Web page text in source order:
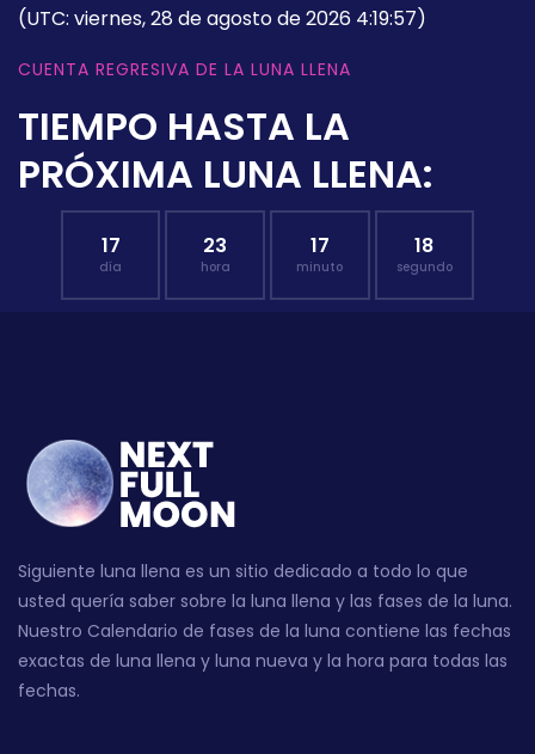
(UTC: viernes, 28 de agosto de 2026 4:19:57)
CUENTA REGRESIVA DE LA LUNA LLENA
TIEMPO HASTA LA
PRÓXIMA LUNA LLENA:
17
día
23
hora
17
minuto
17
segundo
Siguiente luna llena es un sitio dedicado a todo lo que
usted quería saber sobre la luna llena y las fases de la luna.
Nuestro Calendario de fases de la luna contiene las fechas
exactas de luna llena y luna nueva y la hora para todas las
fechas.